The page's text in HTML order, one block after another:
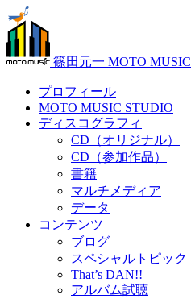
篠田元一 MOTO MUSIC
プロフィール
MOTO MUSIC STUDIO
ディスコグラフィ
CD（オリジナル）
CD（参加作品）
書籍
マルチメディア
データ
コンテンツ
ブログ
スペシャルトピック
That’s DAN!!
アルバム試聴